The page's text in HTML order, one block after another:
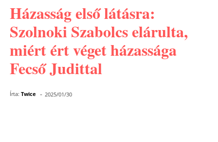
Házasság első látásra:
Szolnoki Szabolcs elárulta,
miért ért véget házassága
Fecső Judittal
Írta: Twice - 2025/01/30